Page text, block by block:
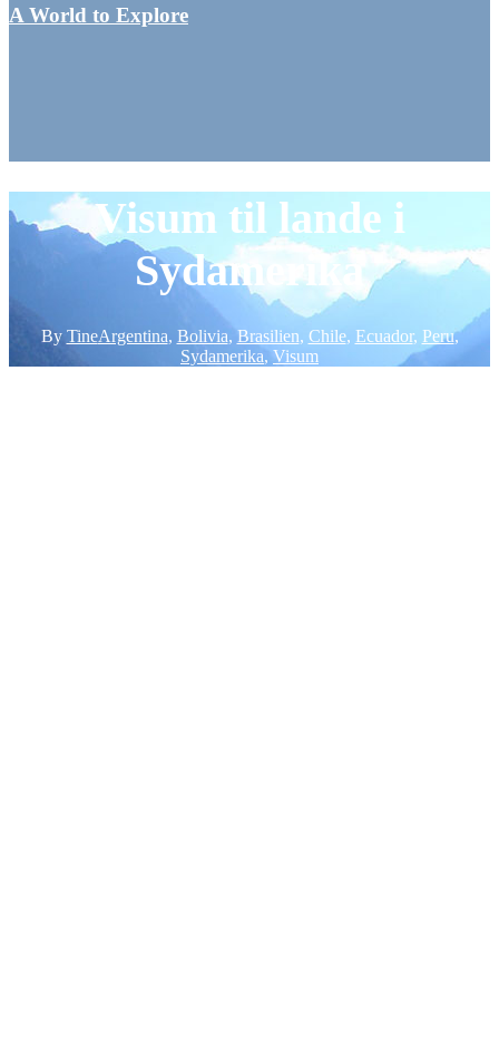
A World to Explore
Visum til lande i
Sydamerika
By TineArgentina, Bolivia, Brasilien, Chile, Ecuador, Peru,
Sydamerika, Visum